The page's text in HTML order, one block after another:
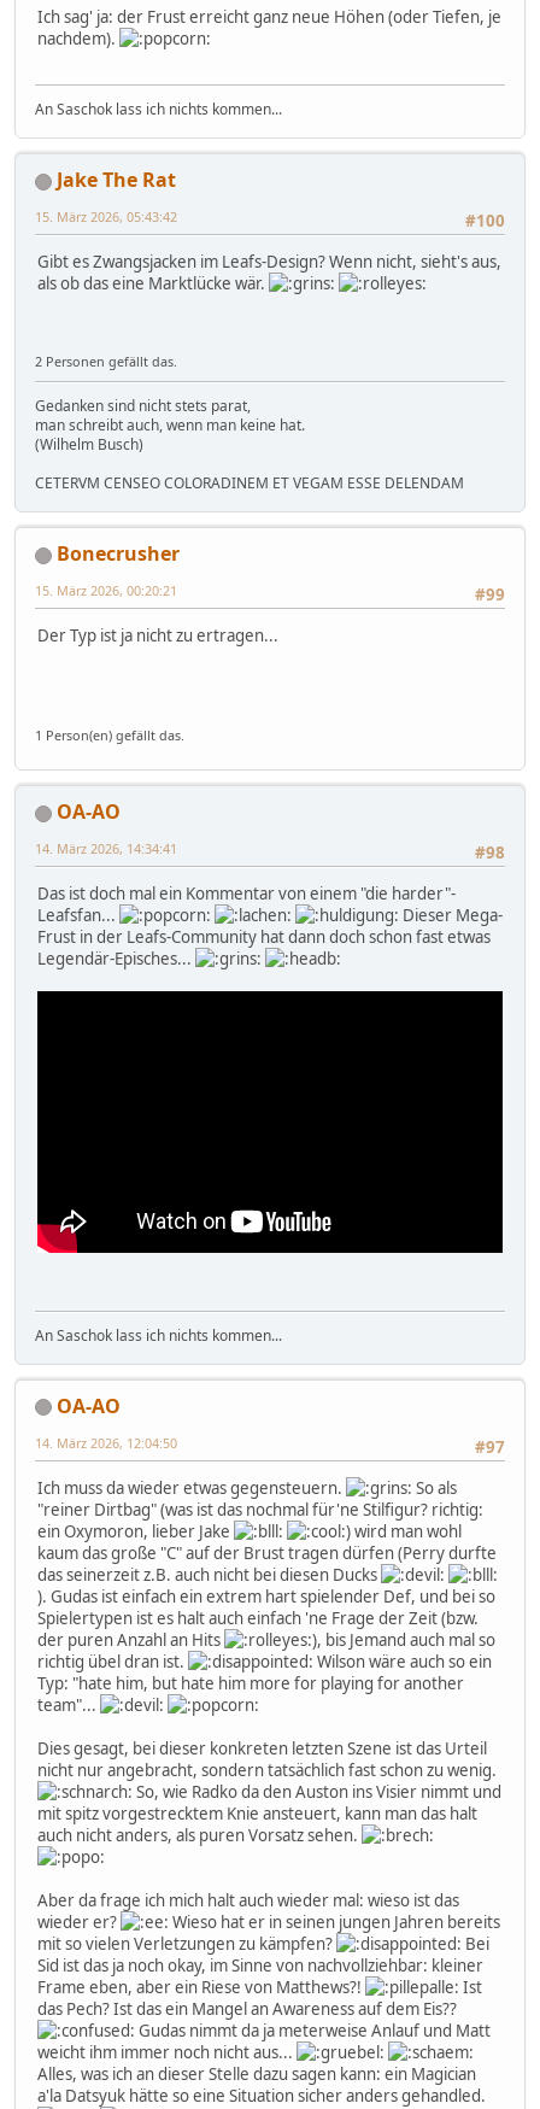
Ich sag' ja: der Frust erreicht ganz neue Höhen (oder Tiefen, je
nachdem).
An Saschok lass ich nichts kommen...
Jake The Rat
#100
15. März 2026, 05:43:42
Gibt es Zwangsjacken im Leafs-Design? Wenn nicht, sieht's aus,
als ob das eine Marktlücke wär.
2 Personen gefällt das.
Gedanken sind nicht stets parat,
man schreibt auch, wenn man keine hat.
(Wilhelm Busch)
CETERVM CENSEO COLORADINEM ET VEGAM ESSE DELENDAM
Bonecrusher
#99
15. März 2026, 00:20:21
Der Typ ist ja nicht zu ertragen...
1 Person(en) gefällt das.
OA-AO
#98
14. März 2026, 14:34:41
Das ist doch mal ein Kommentar von einem "die harder"-
Leafsfan...
Dieser Mega-
Frust in der Leafs-Community hat dann doch schon fast etwas
Legendär-Episches...
An Saschok lass ich nichts kommen...
OA-AO
#97
14. März 2026, 12:04:50
Ich muss da wieder etwas gegensteuern.
So als
"reiner Dirtbag" (was ist das nochmal für'ne Stilfigur? richtig:
ein Oxymoron, lieber Jake
) wird man wohl
kaum das große "C" auf der Brust tragen dürfen (Perry durfte
das seinerzeit z.B. auch nicht bei diesen Ducks
). Gudas ist einfach ein extrem hart spielender Def, und bei so
Spielertypen ist es halt auch einfach 'ne Frage der Zeit (bzw.
der puren Anzahl an Hits
), bis Jemand auch mal so
richtig übel dran ist.
Wilson wäre auch so ein
Typ: "hate him, but hate him more for playing for another
team"...
Dies gesagt, bei dieser konkreten letzten Szene ist das Urteil
nicht nur angebracht, sondern tatsächlich fast schon zu wenig.
So, wie Radko da den Auston ins Visier nimmt und
mit spitz vorgestrecktem Knie ansteuert, kann man das halt
auch nicht anders, als puren Vorsatz sehen.
Aber da frage ich mich halt auch wieder mal: wieso ist das
wieder er?
Wieso hat er in seinen jungen Jahren bereits
mit so vielen Verletzungen zu kämpfen?
Bei
Sid ist das ja noch okay, im Sinne von nachvollziehbar: kleiner
Frame eben, aber ein Riese von Matthews?!
Ist
das Pech? Ist das ein Mangel an Awareness auf dem Eis??
Gudas nimmt da ja meterweise Anlauf und Matt
weicht ihm immer noch nicht aus...
Alles, was ich an dieser Stelle dazu sagen kann: ein Magician
a'la Datsyuk hätte so eine Situation sicher anders gehandled.